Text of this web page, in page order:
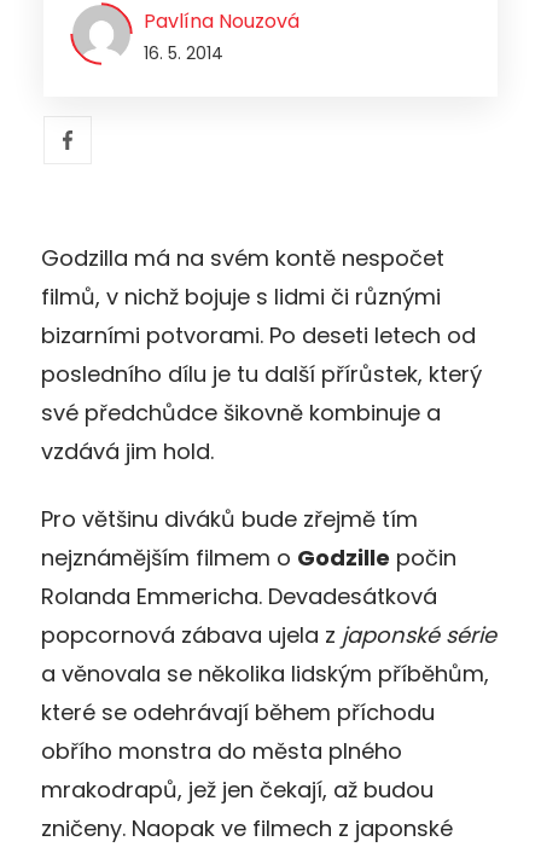
Pavlína Nouzová
16. 5. 2014
Godzilla má na svém kontě nespočet
filmů, v nichž bojuje s lidmi či různými
bizarními potvorami. Po deseti letech od
posledního dílu je tu další přírůstek, který
své předchůdce šikovně kombinuje a
vzdává jim hold.
Pro většinu diváků bude zřejmě tím
nejznámějším filmem o Godzille počin
Rolanda Emmericha. Devadesátková
popcornová zábava ujela z japonské série
a věnovala se několika lidským příběhům,
které se odehrávají během příchodu
obřího monstra do města plného
mrakodrapů, jež jen čekají, až budou
zničeny. Naopak ve filmech z japonské